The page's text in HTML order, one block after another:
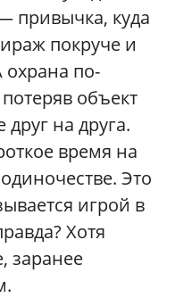
привычка, куда
покруче и
охрана по-
объект
на друга.
время на
Это
игрой в
Хотя
заранее